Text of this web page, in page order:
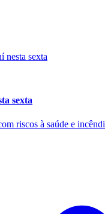
sexta
riscos à saúde e